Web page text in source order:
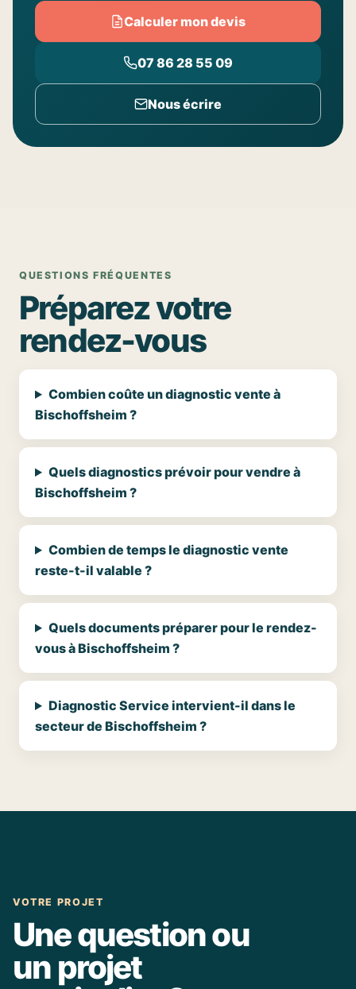
Calculer mon devis
07 86 28 55 09
Nous écrire
QUESTIONS FRÉQUENTES
Préparez votre
rendez-vous
Combien coûte un diagnostic vente à
Bischoffsheim ?
Quels diagnostics prévoir pour vendre à
Bischoffsheim ?
Combien de temps le diagnostic vente
reste-t-il valable ?
Quels documents préparer pour le rendez-
vous à Bischoffsheim ?
Diagnostic Service intervient-il dans le
secteur de Bischoffsheim ?
VOTRE PROJET
Une question ou
un projet